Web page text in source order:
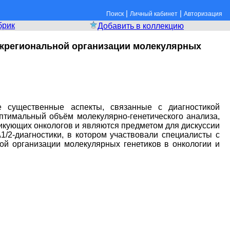
Поиск | Личный кабинет | Авторизация
Добавить в коллекцию
организации молекулярных
аспекты, связанные с диагностикой
объём молекулярно-генетического анализа,
онкологов и являются предметом для дискуссии
диагностики, в котором участвовали специалисты с
организации молекулярных генетиков в онкологии и